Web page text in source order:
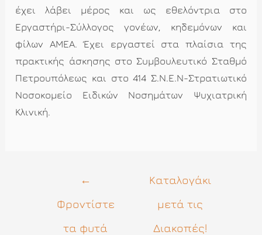
έχει λάβει μέρος και ως εθελόντρια στο
Εργαστήρι-Σύλλογος γονέων, κηδεμόνων και
φίλων ΑΜΕΑ. Έχει εργαστεί στα πλαίσια της
πρακτικής άσκησης στο Συμβουλευτικό Σταθμό
Πετρουπόλεως και στο 414 Σ.Ν.Ε.Ν-Στρατιωτικό
Νοσοκομείο Ειδικών Νοσημάτων Ψυχιατρική
Κλινική.
←
Φροντίστε
τα φυτά
Καταλογάκι
μετά τις
Διακοπές!